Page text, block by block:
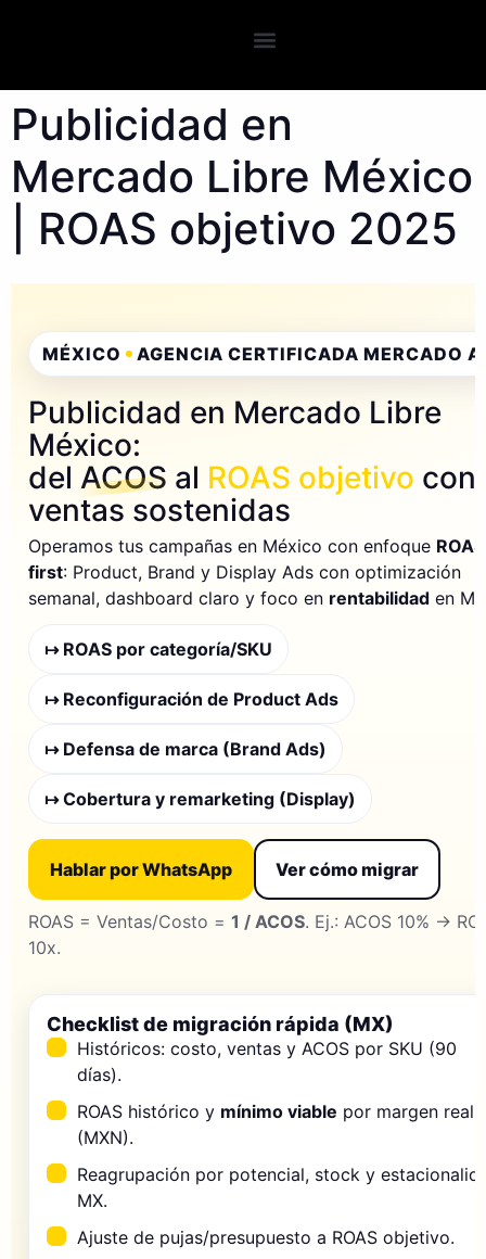
Publicidad en
Mercado Libre México
| ROAS objetivo 2025
MÉXICO AGENCIA CERTIFICADA MERCADO
Publicidad en Mercado Libre
México:
del ACOS al ROAS objetivo con
ventas sostenidas
Operamos tus campañas en México con enfoque
first: Product, Brand y Display Ads con optimización
semanal, dashboard claro y foco en rentabilidad en
↦ ROAS por categoría/SKU
↦ Reconfiguración de Product Ads
↦ Defensa de marca (Brand Ads)
↦ Cobertura y remarketing (Display)
Hablar por WhatsApp Ver cómo migrar
ROAS = Ventas/Costo = 1 / ACOS. Ej.: ACOS 10% →
10x.
Checklist de migración rápida (MX)
Históricos: costo, ventas y ACOS por SKU (90
días).
ROAS histórico y mínimo viable por margen real
(MXN).
Reagrupación por potencial, stock y
MX.
Ajuste de pujas/presupuesto a ROAS objetivo.